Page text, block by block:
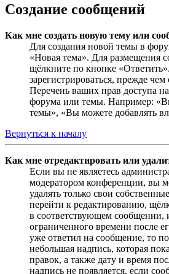
Создание сообщений
Как мне создать новую тему или
Для создания новой темы в
«Новая тема». Для размещения
щёлкните по кнопке
зарегистрироваться, прежде
Перечень ваших прав доступа
форума или темы. Например:
темы», «Вы можете добавлять
Вернуться к началу
Как мне отредактировать или
Если вы не являетесь
модератором конференции, вы
удалять только свои
перейти к редактированию,
в соответствующем сообщении,
ограниченного времени после
уже ответил на сообщение, то
небольшая надпись, которая
правок, а также дату и время
надпись не появляется, если